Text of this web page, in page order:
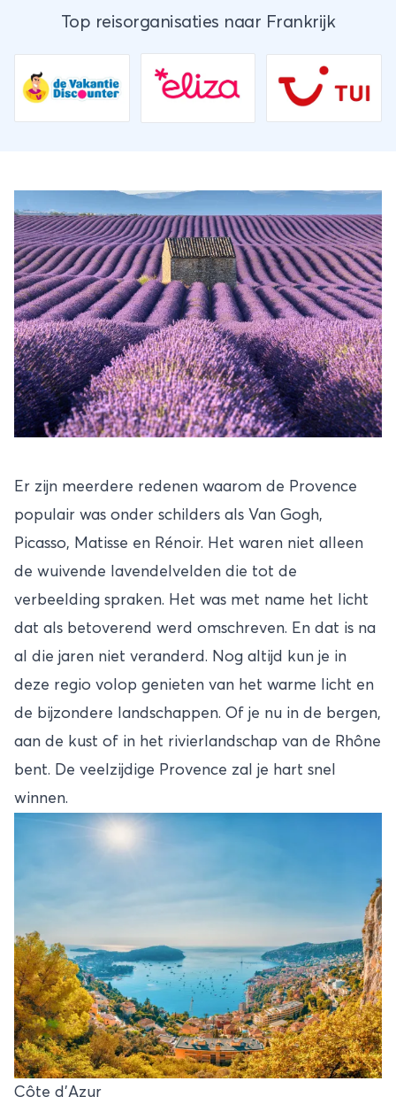
Top reisorganisaties naar Frankrijk
Er zijn meerdere redenen waarom de Provence
populair was onder schilders als Van Gogh,
Picasso, Matisse en Rénoir. Het waren niet alleen
de wuivende lavendelvelden die tot de
verbeelding spraken. Het was met name het licht
dat als betoverend werd omschreven. En dat is na
al die jaren niet veranderd. Nog altijd kun je in
deze regio volop genieten van het warme licht en
de bijzondere landschappen. Of je nu in de bergen,
aan de kust of in het rivierlandschap van de Rhône
bent. De veelzijdige Provence zal je hart snel
winnen.
Côte d'Azur